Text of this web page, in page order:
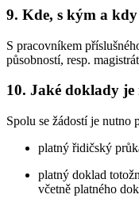
9. Kde, s kým a
S pracovníkem
působností, resp.
10. Jaké doklady je
Spolu se žádostí je nutno
platný řidičský
platný doklad
včetně platného